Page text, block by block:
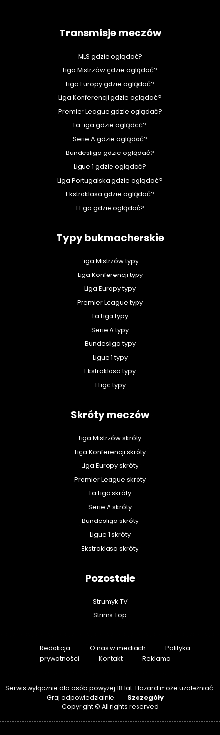
Transmisje meczów
MLS gdzie oglądać?
Liga Mistrzów gdzie oglądać?
Liga Europy gdzie oglądać?
Liga Konferencji gdzie oglądać?
Premier League gdzie oglądać?
La Liga gdzie oglądać?
Serie A gdzie oglądać?
Bundesliga gdzie oglądać?
Ligue 1 gdzie oglądać?
Liga Portugalska gdzie oglądać?
Ekstraklasa gdzie oglądać?
1 Liga gdzie oglądać?
Typy bukmacherskie
Liga Mistrzów typy
Liga Konferencji typy
Liga Europy typy
Premier League typy
La Liga typy
Serie A typy
Bundesliga typy
Ligue 1 typy
Ekstraklasa typy
1 Liga typy
Skróty meczów
Liga Mistrzów skróty
Liga Konferencji skróty
Liga Europy skróty
Premier League skróty
La Liga skróty
Serie A skróty
Bundesliga skróty
Ligue 1 skróty
Ekstraklasa skróty
Pozostałe
Strumyk TV
Strims Top
Redakcja O nas w mediach
Polityka
prywatności
Kontakt Reklama
Serwis wyłącznie dla osób powyżej 18 lat. Hazard może uzależniać.
Graj odpowiedzialnie.
Szczegóły
Copyright © All rights reserved